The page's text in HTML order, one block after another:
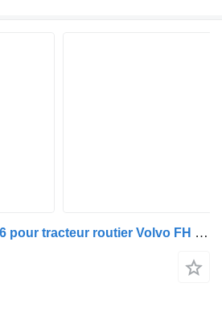
Moyeu Volvo 1026716 pour tracteur routier Volvo FH 4 , Renault Gama